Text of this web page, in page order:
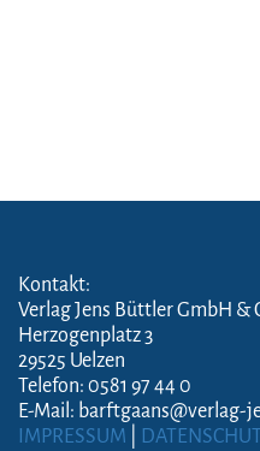
Kontakt:
Verlag Jens Büttler GmbH &
Herzogenplatz 3
29525 Uelzen
Telefon: 0581 97 44 0
E-Mail: barftgaans@verlag-
IMPRESSUM